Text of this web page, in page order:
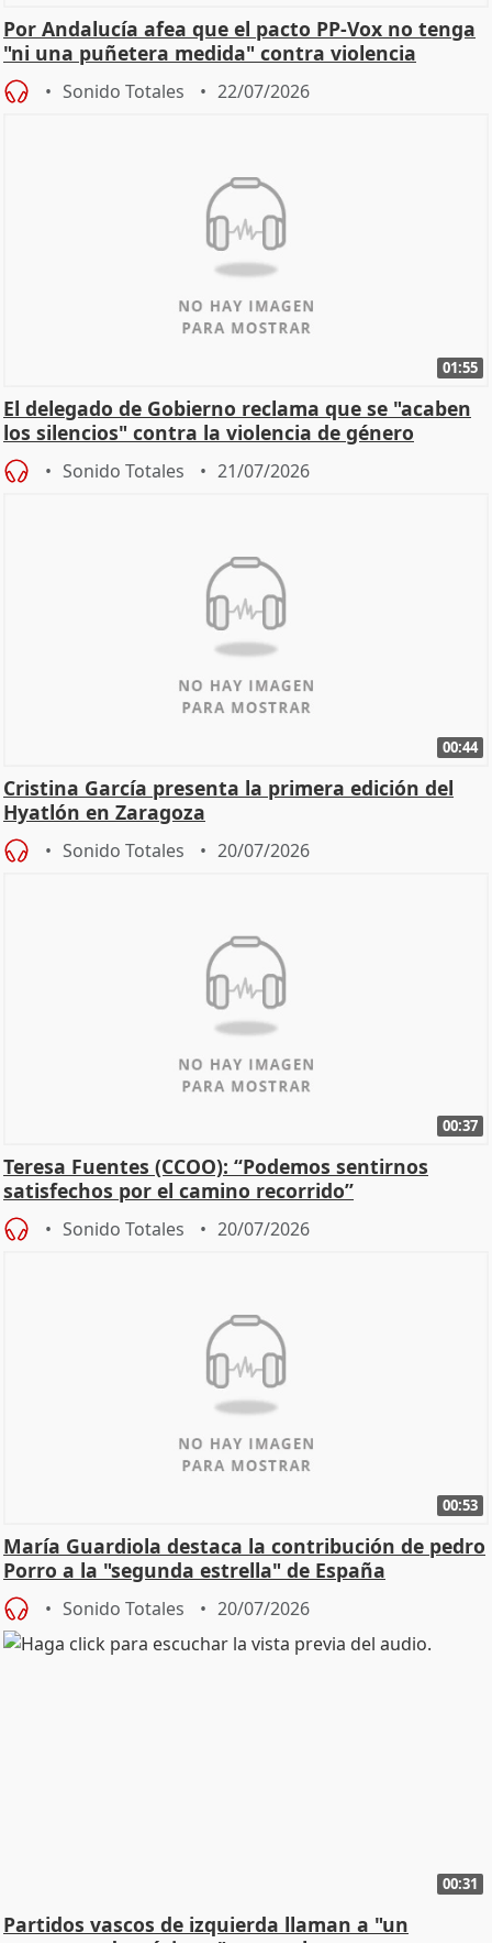
Por Andalucía afea que el pacto PP-Vox no tenga
"ni una puñetera medida" contra violencia
machista
Sonido Totales 22/07/2026
01:55
El delegado de Gobierno reclama que se "acaben
los silencios" contra la violencia de género
Sonido Totales 21/07/2026
00:44
Cristina García presenta la primera edición del
Hyatlón en Zaragoza
Sonido Totales 20/07/2026
00:37
Teresa Fuentes (CCOO): “Podemos sentirnos
satisfechos por el camino recorrido”
Sonido Totales 20/07/2026
00:53
María Guardiola destaca la contribución de pedro
Porro a la "segunda estrella" de España
Sonido Totales 20/07/2026
00:31
Partidos vascos de izquierda llaman a "un